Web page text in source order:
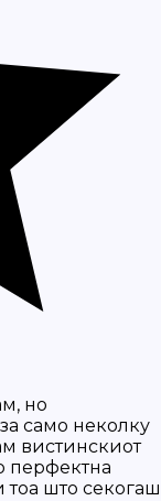
но
само неколку
вистинскиот
перфектна
тоа што секогаш